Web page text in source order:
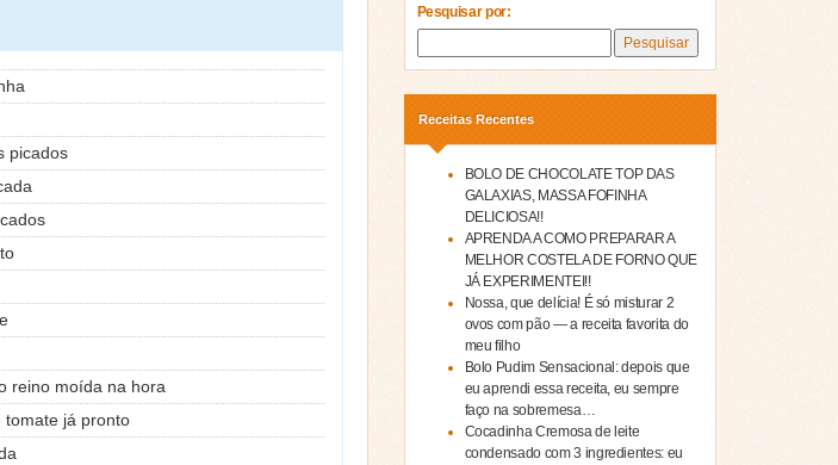
picados
reino moída na hora
tomate já pronto
Pesquisar por:
Receitas Recentes
BOLO DE CHOCOLATE TOP DAS
GALAXIAS, MASSA FOFINHA
DELICIOSA!!
APRENDA A COMO PREPARAR A
MELHOR COSTELA DE FORNO QUE
JÁ EXPERIMENTEI!!
Nossa, que delícia! É só misturar 2
ovos com pão — a receita favorita do
meu filho
Bolo Pudim Sensacional: depois que
eu aprendi essa receita, eu sempre
faço na sobremesa…
Cocadinha Cremosa de leite
condensado com 3 ingredientes: eu